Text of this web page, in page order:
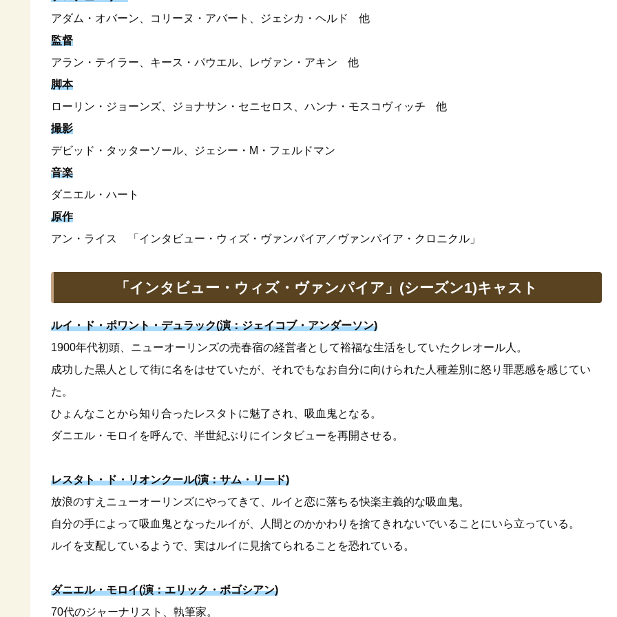
アダム・オバーン、コリーヌ・アバート、ジェシカ・ヘルド 他
監督
アラン・テイラー、キース・パウエル、レヴァン・アキン 他
脚本
ローリン・ジョーンズ、ジョナサン・セニセロス、ハンナ・モスコヴィッチ 他
撮影
デビッド・タッターソール、ジェシー・M・フェルドマン
音楽
ダニエル・ハート
原作
アン・ライス 「インタビュー・ウィズ・ヴァンパイア／ヴァンパイア・クロニクル」
「インタビュー・ウィズ・ヴァンパイア」(シーズン1)キャスト
ルイ・ド・ポワント・デュラック(演：ジェイコブ・アンダーソン)
1900年代初頭、ニューオーリンズの売春宿の経営者として裕福な生活をしていたクレオール人。
成功した黒人として街に名をはせていたが、それでもなお自分に向けられた人種差別に怒り罪悪感を感じてい
た。
ひょんなことから知り合ったレスタトに魅了され、吸血鬼となる。
ダニエル・モロイを呼んで、半世紀ぶりにインタビューを再開させる。
レスタト・ド・リオンクール(演：サム・リード)
放浪のすえニューオーリンズにやってきて、ルイと恋に落ちる快楽主義的な吸血鬼。
自分の手によって吸血鬼となったルイが、人間とのかかわりを捨てきれないでいることにいら立っている。
ルイを支配しているようで、実はルイに見捨てられることを恐れている。
ダニエル・モロイ(演：エリック・ボゴシアン)
70代のジャーナリスト、執筆家。